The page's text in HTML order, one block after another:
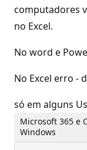
computadores
no Excel.
No word e
No Excel erro -
só em alguns
Microsoft 365 e
Windows